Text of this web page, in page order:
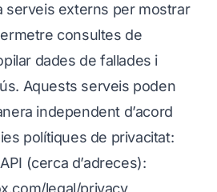
serveis externs per mostrar
consultes de
dades de fallades i
Aquests serveis poden
independent d’acord
polítiques de privacitat:
(cerca d’adreces):
legal/privacy